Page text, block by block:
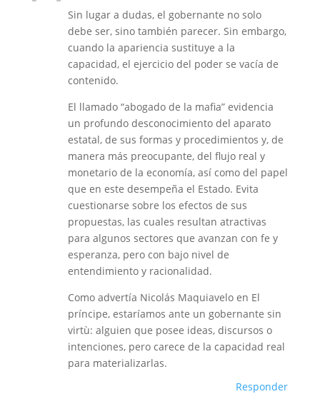
Sin lugar a dudas, el gobernante no solo
debe ser, sino también parecer. Sin embargo,
cuando la apariencia sustituye a la
capacidad, el ejercicio del poder se vacía de
contenido.
El llamado “abogado de la mafia” evidencia
un profundo desconocimiento del aparato
estatal, de sus formas y procedimientos y, de
manera más preocupante, del flujo real y
monetario de la economía, así como del papel
que en este desempeña el Estado. Evita
cuestionarse sobre los efectos de sus
propuestas, las cuales resultan atractivas
para algunos sectores que avanzan con fe y
esperanza, pero con bajo nivel de
entendimiento y racionalidad.
Como advertía Nicolás Maquiavelo en El
príncipe, estaríamos ante un gobernante sin
virtù: alguien que posee ideas, discursos o
intenciones, pero carece de la capacidad real
para materializarlas.
Responder